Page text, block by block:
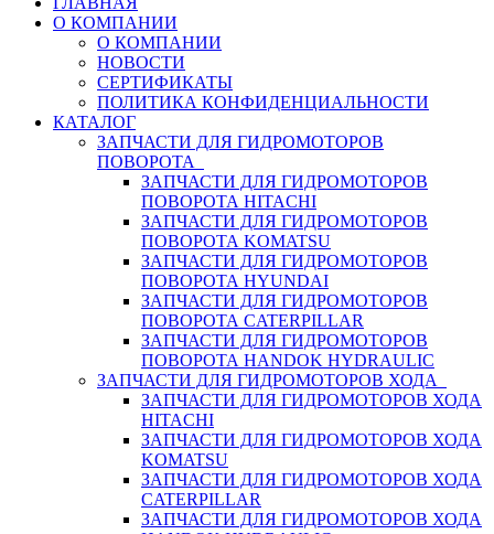
О КОМПАНИИ
О КОМПАНИИ
НОВОСТИ
СЕРТИФИКАТЫ
ПОЛИТИКА КОНФИДЕНЦИАЛЬНОСТИ
КАТАЛОГ
ЗАПЧАСТИ ДЛЯ ГИДРОМОТОРОВ
ПОВОРОТА
ЗАПЧАСТИ ДЛЯ ГИДРОМОТОРОВ
ПОВОРОТА HITACHI
ЗАПЧАСТИ ДЛЯ ГИДРОМОТОРОВ
ПОВОРОТА KOMATSU
ЗАПЧАСТИ ДЛЯ ГИДРОМОТОРОВ
ПОВОРОТА HYUNDAI
ЗАПЧАСТИ ДЛЯ ГИДРОМОТОРОВ
ПОВОРОТА CATERPILLAR
ЗАПЧАСТИ ДЛЯ ГИДРОМОТОРОВ
ПОВОРОТА HANDOK HYDRAULIC
ЗАПЧАСТИ ДЛЯ ГИДРОМОТОРОВ ХОДА
ЗАПЧАСТИ ДЛЯ ГИДРОМОТОРОВ ХОДА
HITACHI
ЗАПЧАСТИ ДЛЯ ГИДРОМОТОРОВ ХОДА
KOMATSU
ЗАПЧАСТИ ДЛЯ ГИДРОМОТОРОВ ХОДА
CATERPILLAR
ЗАПЧАСТИ ДЛЯ ГИДРОМОТОРОВ ХОДА